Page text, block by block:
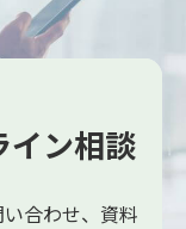
イン相談
合わせ、 資料